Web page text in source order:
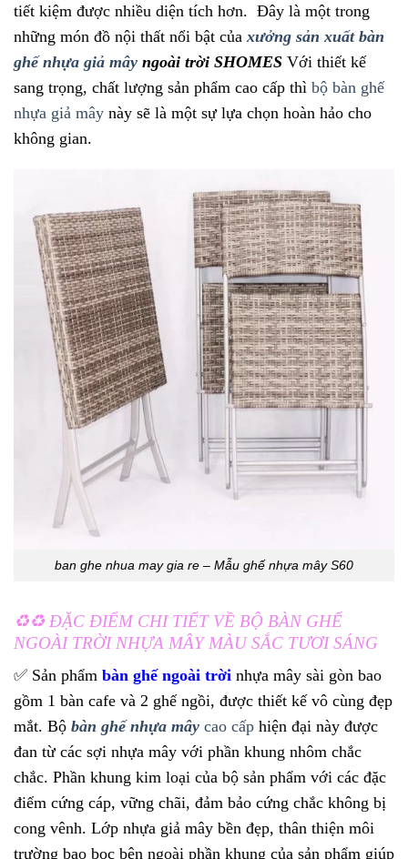
tiết kiệm được nhiều diện tích hơn. Đây là một trong
những món đồ nội thất nổi bật của xưởng sản xuất bàn
ghế nhựa giả mây ngoài trời SHOMES Với thiết kế
sang trọng, chất lượng sản phẩm cao cấp thì bộ bàn ghế
nhựa giả mây này sẽ là một sự lựa chọn hoàn hảo cho
không gian.
ban ghe nhua may gia re – Mẫu ghế nhựa mây S60
♻️♻️ ĐẶC ĐIỂM CHI TIẾT VỀ BỘ BÀN GHẾ
NGOÀI TRỜI NHỰA MÂY MÀU SẮC TƯƠI SÁNG
✅ Sản phẩm bàn ghế ngoài trời nhựa mây sài gòn bao
gồm 1 bàn cafe và 2 ghế ngồi, được thiết kế vô cùng đẹp
mắt. Bộ bàn ghế nhựa mây cao cấp hiện đại này được
đan từ các sợi nhựa mây với phần khung nhôm chắc
chắc. Phần khung kim loại của bộ sản phẩm với các đặc
điểm cứng cáp, vững chãi, đảm bảo cứng chắc không bị
cong vênh. Lớp nhựa giả mây bền đẹp, thân thiện môi
trường bao bọc bên ngoài phần khung của sản phẩm giúp